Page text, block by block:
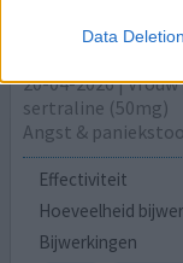
Data Deletion
Sertraline
20-04-2026 | Vrouw
sertraline (50mg)
Angst &
Effectiviteit
Hoeveelheid
Bijwerkingen